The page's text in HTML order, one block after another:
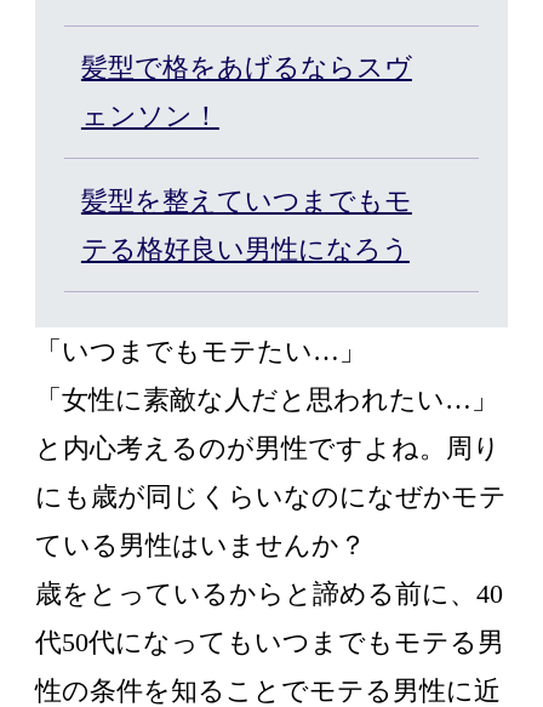
スヴェンソンのこだわり
店舗一覧 Q&A 資料請求 WEBカタログ
髪型で格をあげるならスヴ
ェンソン！
髪型を整えていつまでもモ
テる格好良い男性になろう
「いつまでもモテたい…」
「女性に素敵な人だと思われたい…」
と内心考えるのが男性ですよね。周り
にも歳が同じくらいなのになぜかモテ
ている男性はいませんか？
歳をとっているからと諦める前に、40
代50代になってもいつまでもモテる男
性の条件を知ることでモテる男性に近